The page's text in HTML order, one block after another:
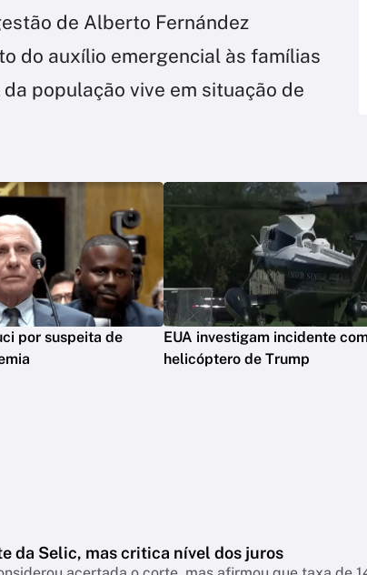
de Alberto Fernández
do auxílio emergencial às famílias
população vive em situação de
por suspeita de
EUA investigam incidente
helicóptero de Trump
da Selic, mas critica nível dos juros